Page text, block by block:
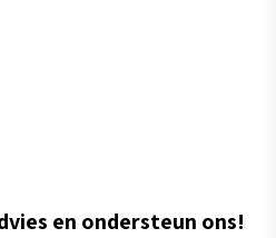
en ondersteun ons!